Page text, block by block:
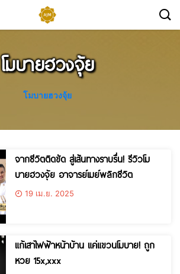
โมบายฮวงจุ้ย
โมบายฮวงจุ้ย
จากชีวิตติดขัด สู่เส้นทางราบรื่น! รีวิวโม
บายฮวงจุ้ย อาจารย์เมย์พลิกชีวิต
19 เม.ย. 2025
แก้เสาไฟฟ้าหน้าบ้าน แค่แขวนโมบาย! ถูก
หวย 15x,xxx